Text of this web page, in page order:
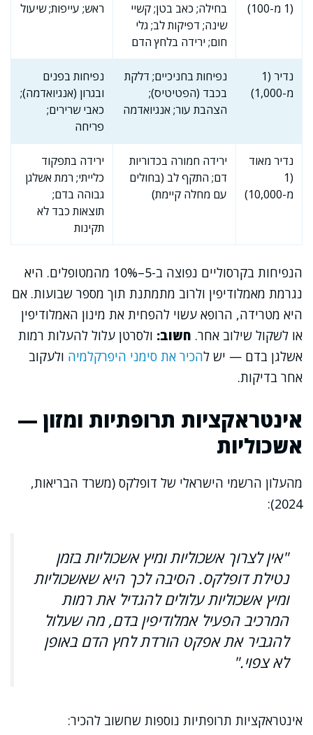
(1 מ-100)
בחילה; כאב בטן; קשיי
שינה; דפיקות לב; גלי
חום; ירידה בלחץ הדם
ראש; עייפות; שיעול
נדיר (1
מ-1,000)
נפיחות בחניכיים; דלקת
בכבד (הפטיטיס);
הצהבת עור; אנגיואדמה
נפיחות בפנים
ובגרון (אנגיואדמה);
כאבי שרירים;
פריחה
נדיר מאוד
(1
מ-10,000)
ירידה חמורה בכדוריות
דם; התקף לב (בחולים
עם מחלה קיימת)
ירידה בתפקוד
כלייתי; רמת אשלגן
גבוהה בדם;
תוצאות כבד לא
תקינות
הנפיחות בקרסוליים נפוצה ב-5–10% מהמטופלים. היא
נגרמת מאמלודיפין ולרוב מתמתנת תוך מספר שבועות. אם
היא מטרידה, הרופא עשוי להפחית את מינון האמלודיפין
או לשקול שילוב אחר. חשוב: ולסרטן עלול להעלות רמות
אשלגן בדם — יש להכיר את סימני היפרקלמיה ולעקוב
אחר בדיקות.
אינטראקציות תרופתיות ומזון —
אשכוליות
מהעלון הרשמי הישראלי של דופלקס (משרד הבריאות,
2024):
"אין לצרוך אשכוליות ומיץ אשכוליות בזמן
נטילת דופלקס. הסיבה לכך היא שאשכוליות
ומיץ אשכוליות עלולים להגדיל את רמות
המרכיב הפעיל אמלודיפין בדם, מה שעלול
להגביר את אפקט הורדת לחץ הדם באופן
לא צפוי."
אינטראקציות תרופתיות נוספות שחשוב להכיר: